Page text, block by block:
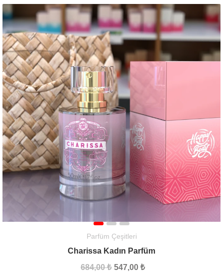
Parfüm Çeşitleri
Charissa Kadın Parfüm
684,00 ₺ 547,00 ₺